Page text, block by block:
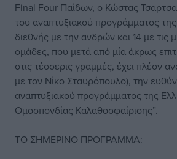
Final Four Παίδων, ο Κώστας
του αναπτυξιακού προγράμματος
διεθνής με την ανδρών και 14 με τις
ομάδες, που μετά από μία άκρως
στις τέσσερις γραμμές, έχει πλέον
με τον Νίκο Σταυρόπουλο), την
αναπτυξιακού προγράμματος της
Ομοσπονδίας Καλαθοσφαίρισης”.
ΤΟ ΣΗΜΕΡΙΝΟ ΠΡΟΓΡΑΜΜΑ: